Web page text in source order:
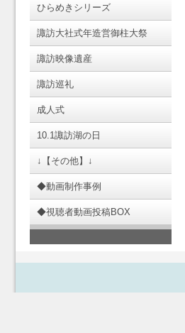
ひらめきシリーズ
諏訪大社式年造営御柱大祭
諏訪映像遺産
諏訪巡礼
成人式
10.1諏訪湖の日
↓【その他】↓
◆動画制作事例
◆視聴者動画投稿BOX